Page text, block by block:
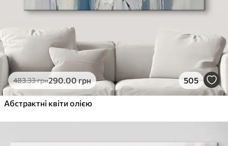
483.33грн290.00грн 505
Абстрактні квіти олією